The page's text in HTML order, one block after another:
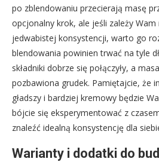
po zblendowaniu przecierają masę
opcjonalny krok, ale jeśli zależy Wam
jedwabistej konsystencji, warto go
blendowania powinien trwać na tyle
składniki dobrze się połączyły, a
pozbawiona grudek. Pamiętajcie, że
gładszy i bardziej kremowy będzie
bójcie się eksperymentować z
znaleźć idealną konsystencję dla
Warianty i dodatki do